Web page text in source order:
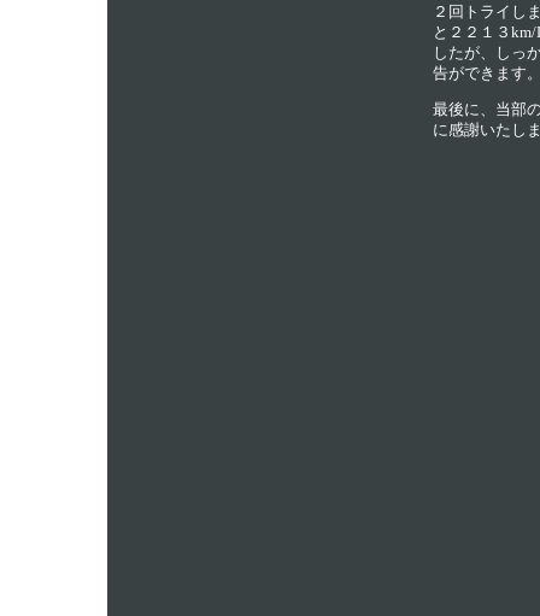
２回トライし
と２２１３
したが、しっ
告ができます
最後に、当部
に感謝いたし